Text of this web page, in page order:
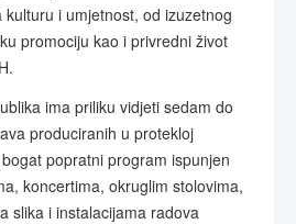
i umjetnost, od izuzetnog
promociju kao i privredni život
ima priliku vidjeti sedam do
produciranih u protekloj
popratni program ispunjen
koncertima, okruglim stolovima,
slika i instalacijama radova